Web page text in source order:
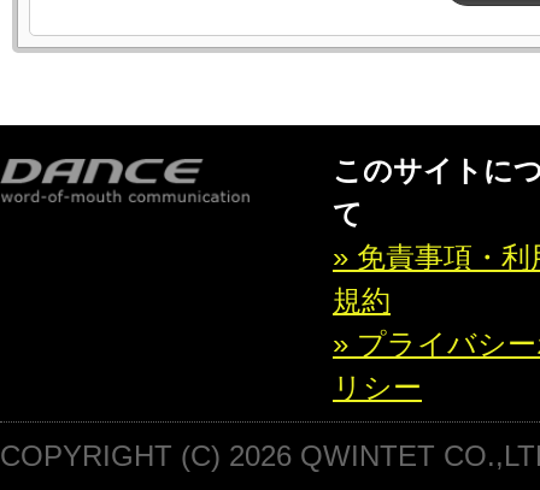
このサイトに
て
» 免責事項・利
規約
» プライバシ
リシー
COPYRIGHT (C) 2026 QWINTET